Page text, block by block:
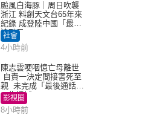
颱風白海豚｜周日吹襲
浙江 料創天文台65年來
紀錄 成登陸中國「最長
途颱風」
社會
4小時前
陳志雲哽咽憶亡母離世
自責一決定間接害死至
親 未完成「最後通話」
一生遺憾
影視圈
8小時前